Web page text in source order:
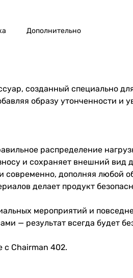
Дополнительно
созданный специально
образу утонченности и
распределение
и сохраняет внешний вид
современно, дополняя любой
делает продукт
мероприятий и
— результат всегда будет
с Chairman 402.